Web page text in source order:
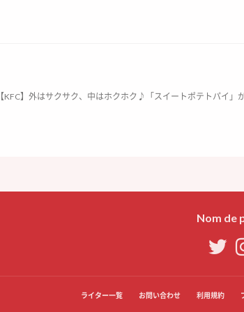
【KFC】外はサクサク、中はホクホク♪「スイートポテトパイ」
Nom de
ライター一覧 お問い合わせ 利用規約